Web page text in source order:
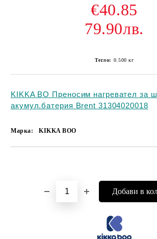
€40.85
79.90лв.
Тегло: 0.500 кг
KIKKA BO Преносим нагревател за
акумул.батерия Brent 31304020018
Марка: KIKKA BOO